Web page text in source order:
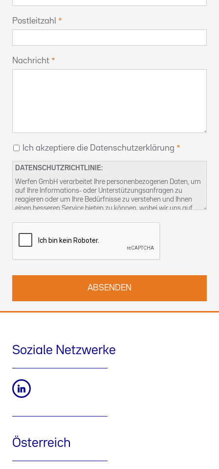
Postleitzahl
Nachricht
Ich akzeptiere die Datenschutzerklärung
DATENSCHUTZRICHTLINIE:
Werfen GmbH verarbeitet Ihre personenbezogenen Daten, um
auf Ihre Informations- oder Unterstützungsanfragen zu
reagieren oder um Ihre Bedürfnisse zu verstehen und Ihnen
einen besseren Service bieten zu können, wobei wir uns auf
ausüben können, finden Sie in unserer
Sie können uns auch unterkontact-dsb@althammer-kill.de
Soziale Netzwerke
Österreich